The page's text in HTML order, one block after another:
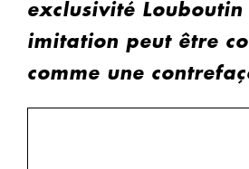
exclusivité Louboutin
imitation peut être
comme une